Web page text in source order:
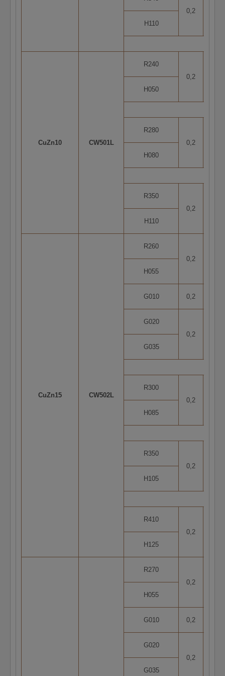
0,2
H110
CuZn10 CW501L
R240
0,2
H050
R280
0,2
H080
R350
0,2
H110
CuZn15 CW502L
R260
0,2
H055
G010 0,2
G020
0,2
G035
R300
0,2
H085
R350
0,2
H105
R410
0,2
H125
R270
0,2
H055
G010 0,2
G020
0,2
G035